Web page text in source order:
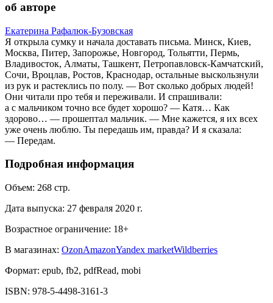
об авторе
Екатерина Рафалюк-Бузовская
Я открыла сумку и начала доставать письма. Минск, Киев,
Москва, Питер, Запорожье, Новгород, Тольятти, Пермь,
Владивосток, Алматы, Ташкент, Петропавловск-Камчатский,
Сочи, Вроцлав, Ростов, Краснодар, остальные выскользнули
из рук и растеклись по полу. — Вот сколько добрых людей!
Они читали про тебя и переживали. И спрашивали:
а с мальчиком точно все будет хорошо? — Катя… Как
здорово… — прошептал мальчик. — Мне кажется, я их всех
уже очень люблю. Ты передашь им, правда? И я сказала:
— Передам.
Подробная информация
Объем: 268 стр.
Дата выпуска: 27 февраля 2020 г.
Возрастное ограничение: 18+
В магазинах: OzonAmazonYandex marketWildberries
Формат: epub, fb2, pdfRead, mobi
ISBN: 978-5-4498-3161-3